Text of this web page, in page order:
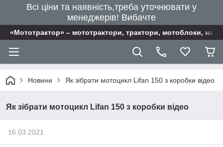
Всі ціни та наявність,треба уточнювати у
менеджерів! Вибачте
«Мототрактор» – мототрактори, трактори, мотоблоки,
Новини Як зібрати мотоцикл Lifan 150 з коробки відео
Як зібрати мотоцикл Lifan 150 з коробки відео
16.03.2021